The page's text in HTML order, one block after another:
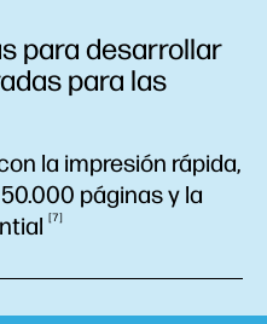
para desarrollar
para las
la impresión rápida,
páginas y la
7